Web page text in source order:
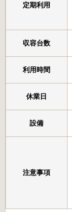
定期利用
収容台数
利用時間
休業日
設備
注意事項